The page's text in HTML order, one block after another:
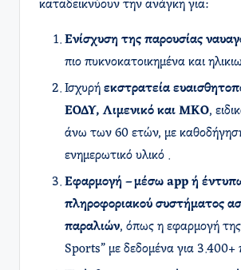
καταδεικνύουν την ανάγκη για:
Ενίσχυση της παρουσίας
πιο πυκνοκατοικημένα και
Ισχυρή εκστρατεία
ΕΟΔΥ, Λιμενικό και ΜΚΟ,
άνω των 60 ετών, με
ενημερωτικό υλικό .
Εφαρμογή – μέσω app ή
πληροφοριακού συστήματος
παραλιών, όπως η εφαρμογή
Sports” με δεδομένα για 3.400+